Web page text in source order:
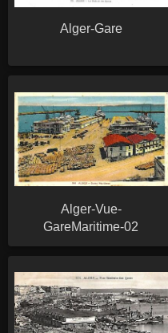
Alger-Gare
Alger-Vue-
GareMaritime-02